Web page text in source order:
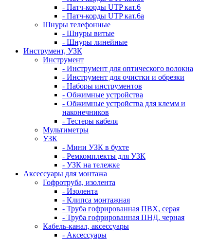
- Патч-корды UTP кат.6
- Патч-корды UTP кат.6а
Шнуры телефонные
- Шнуры витые
- Шнуры линейные
Инструмент, УЗК
Инструмент
- Инструмент для оптического волокна
- Инструмент для очистки и обрезки
- Наборы инструментов
- Обжимные устройства
- Обжимные устройства для клемм и
наконечников
- Тестеры кабеля
Мультиметры
УЗК
- Мини УЗК в бухте
- Ремкомплекты для УЗК
- УЗК на тележке
Аксессуары для монтажа
Гофротруба, изолента
- Изолента
- Клипса монтажная
- Труба гофрированная ПВХ, серая
- Труба гофрированная ПНД, черная
Кабель-канал, аксессуары
- Аксессуары